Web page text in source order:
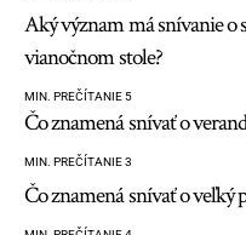
Aký význam má snívanie o
vianočnom stole?
MIN. PREČÍTANIE 5
Čo znamená snívať o
MIN. PREČÍTANIE 3
Čo znamená snívať o veľký